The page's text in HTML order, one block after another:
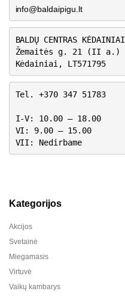
info@baldaipigu.lt
BALDŲ CENTRAS KĖDAINIAI
Žemaitės g. 21 (II a.)
Kėdainiai, LT571795
Tel. +370 347 51783
I-V: 10.00 – 18.00
VI: 9.00 – 15.00
VII: Nedirbame
Kategorijos
Akcijos
Svetainė
Miegamasis
Virtuvė
Vaikų kambarys